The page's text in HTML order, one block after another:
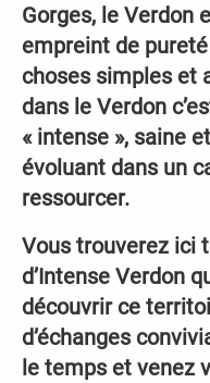
Gorges, le Verdon
empreint de
choses simples et
dans le Verdon
« intense », saine
évoluant dans un
ressourcer.
Vous trouverez ici
d’Intense Verdon
découvrir ce
d’échanges
le temps et venez